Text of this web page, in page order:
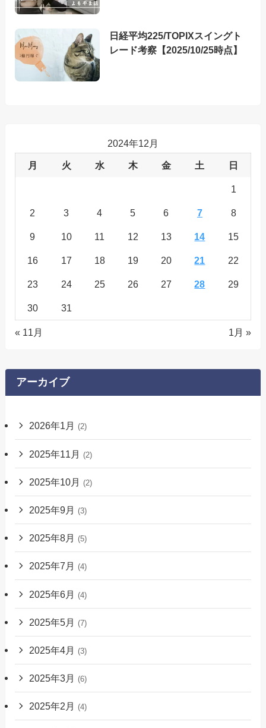
日経平均225/TOPIXスイングト
レード考察【2025/10/25時点】
2024年12月
月 火 水 木 金 土 日
1
2 3 4 5 6 7 8
9 10 11 12 13 14 15
16 17 18 19 20 21 22
23 24 25 26 27 28 29
30 31
« 11月 1月 »
アーカイブ
2026年1月 (2)
2025年11月 (2)
2025年10月 (2)
2025年9月 (3)
2025年8月 (5)
2025年7月 (4)
2025年6月 (4)
2025年5月 (7)
2025年4月 (3)
2025年3月 (6)
2025年2月 (4)